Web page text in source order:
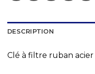
DESCRIPTION
Clé à filtre ruban acier